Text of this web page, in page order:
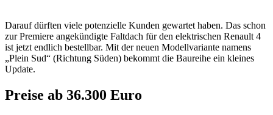
Darauf dürften viele potenzielle Kunden gewartet haben. Das schon
zur Premiere angekündigte Faltdach für den elektrischen Renault 4
ist jetzt endlich bestellbar. Mit der neuen Modellvariante namens
„Plein Sud“ (Richtung Süden) bekommt die Baureihe ein kleines
Update.
Preise ab 36.300 Euro